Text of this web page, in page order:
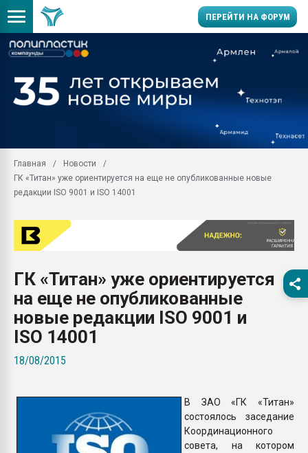
ПЕРЕЙТИ НА ФОРУМ
производство SPC
заводу пластмасс"
28.07.2026
первый план в
28.07.2026
ситуацией на
Всё, что касается
Главная
Новости
ГК «Титан» уже ориентируется на еще не опубликованные новые
редакции ISO 9001 и ISO 14001
ГК «Титан» уже ориентируется
на еще не опубликованные
новые редакции ISO 9001 и
ISO 14001
18/08/2015
В ЗАО «ГК «Титан»
состоялось заседание
Координационного
совета, на котором